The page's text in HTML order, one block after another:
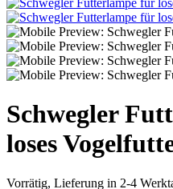
Schwegler
loses
Vorrätig, Lieferung in 2-4